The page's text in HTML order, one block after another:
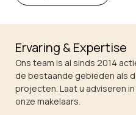
Ervaring & Expertise
Ons team is al sinds 2014
de bestaande gebieden als
projecten. Laat u adviseren
onze makelaars.